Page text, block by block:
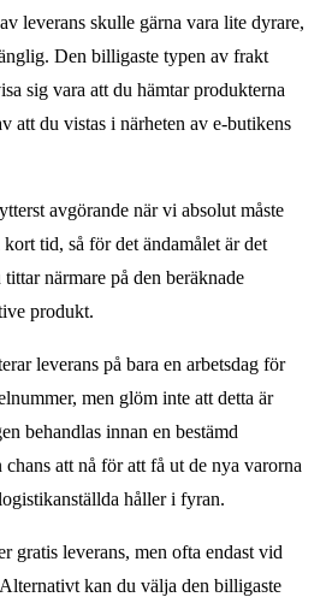
leverans skulle gärna vara lite dyrare,
Den billigaste typen av frakt
sig vara att du hämtar produkterna
att du vistas i närheten av e-butikens
avgörande när vi absolut måste
tid, så för det ändamålet är det
närmare på den beräknade
produkt.
leverans på bara en arbetsdag för
men glöm inte att detta är
behandlas innan en bestämd
att nå för att få ut de nya varorna
håller i fyran.
gratis leverans, men ofta endast vid
kan du välja den billigaste